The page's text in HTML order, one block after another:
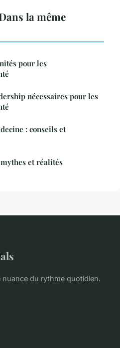
la même
pour les
nécessaires pour les
: conseils et
et réalités
nuance du rythme quotidien.